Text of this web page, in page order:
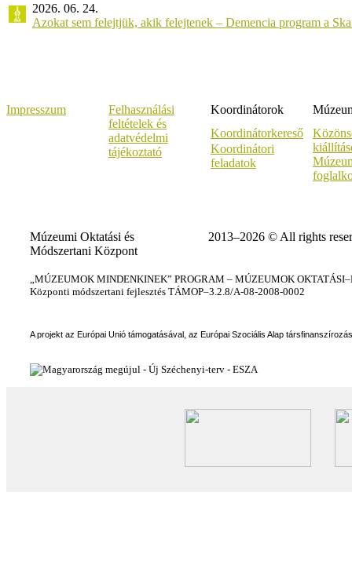
2026. 06. 24.
Azokat sem felejtjük, akik felejtenek – Demencia program a
Impresszum
Felhasználási
feltételek és
adatvédelmi
tájékoztató
Koordinátorok
Koordinátorkereső
Koordinátori
feladatok
Múzeumi Oktatási és
Módszertani Központ
2013–2026 © All rights
„MÚZEUMOK MINDENKINEK” PROGRAM – MÚZEUMOK
Központi módszertani fejlesztés TÁMOP–3.2.8/A-08-2008-0002
A projekt az Európai Unió támogatásával, az Európai Szociális Alap